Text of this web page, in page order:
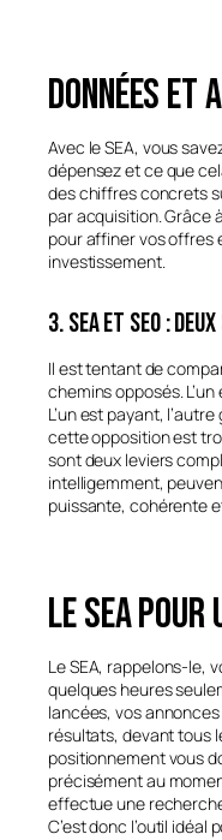
Données et
Avec le SEA, vous
dépensez et ce que
des chiffres concrets
par acquisition. Grâce
pour affiner vos offres
investissement.
3. SEA et SEO :
Il est tentant de
chemins opposés.
L’un est payant,
cette opposition est
sont deux leviers
intelligemment,
puissante, cohérente
Le SEA
Le SEA, rappelons-le,
quelques heures
lancées, vos
résultats, devant tous
positionnement vous
précisément au
effectue une
C’est donc l’outil idéal